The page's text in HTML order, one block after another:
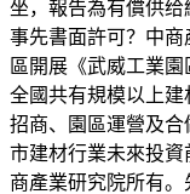
坐，報告為有償供给
事先書面許可？中商
區開展《武威工業
全國共有規模以上建
招商、園區運營及合
市建材行業未來投
商產業研究院所有